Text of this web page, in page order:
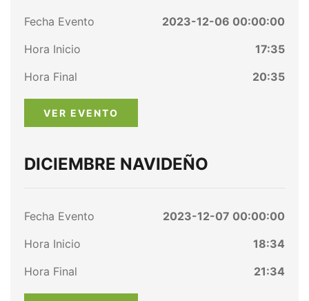
Fecha Evento
2023-12-06 00:00:00
Hora Inicio
17:35
Hora Final
20:35
VER EVENTO
DICIEMBRE NAVIDEÑO
Fecha Evento
2023-12-07 00:00:00
Hora Inicio
18:34
Hora Final
21:34